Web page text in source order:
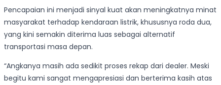
Pencapaian ini menjadi sinyal kuat akan meningkatnya minat
masyarakat terhadap kendaraan listrik, khususnya roda dua,
yang kini semakin diterima luas sebagai alternatif
transportasi masa depan.
“Angkanya masih ada sedikit proses rekap dari dealer. Meski
begitu kami sangat mengapresiasi dan berterima kasih atas